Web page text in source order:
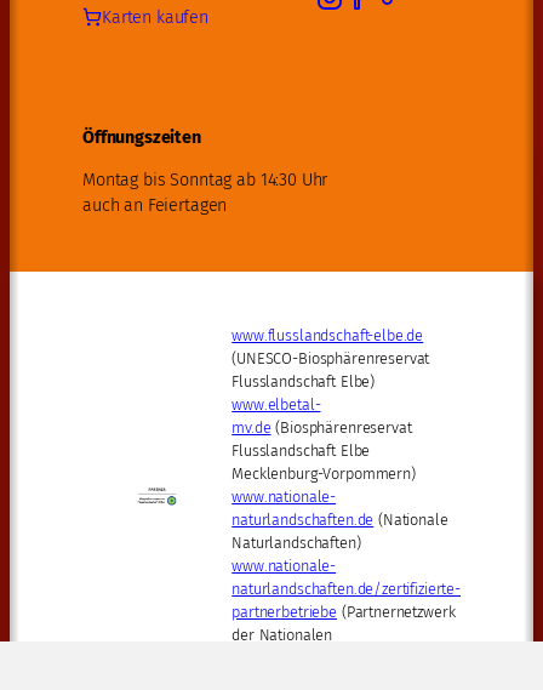
Karten kaufen
Öffnungszeiten
Montag bis Sonntag ab 14:30 Uhr
auch an Feiertagen
www.flusslandschaft-elbe.de
(UNESCO-Biosphärenreservat
Flusslandschaft Elbe)
www.elbetal-
mv.de (Biosphärenreservat
Flusslandschaft Elbe
Mecklenburg-Vorpommern)
www.nationale-
naturlandschaften.de (Nationale
Naturlandschaften)
www.nationale-
naturlandschaften.de/zertifizierte-
partnerbetriebe (Partnernetzwerk
der Nationalen